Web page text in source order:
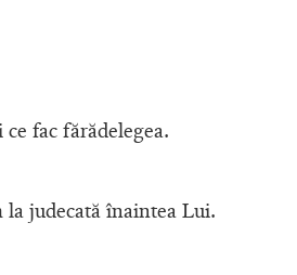
fac fărădelegea.
la judecată înaintea Lui.